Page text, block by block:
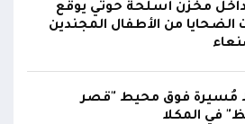
التطورات الميدانية والأمنية واتخاذ ما
بصورة عاجلة ومستمرة بما
للتصعيد الحوثي والتعامل
مختلف المستويات
داخل مخزن أسلحة حوثي يوقع
من الأطفال المجندين
مُسيرة فوق محيط "قصر
في المكلا